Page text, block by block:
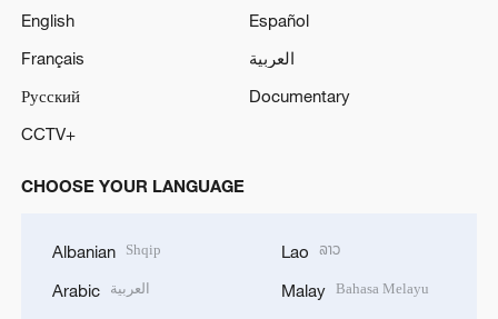
English
Español
Français
العربية
Русский
Documentary
CCTV+
CHOOSE YOUR LANGUAGE
Albanian Shqip
Arabic العربية
Lao ລາວ
Malay Bahasa Melayu